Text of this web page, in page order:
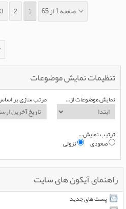
صفحه 1 از 65 1
2
3
تنظیمات نمایش موضوعات
نمایش موضوعات از... مرتب سازی بر
ترتیب نمایش...
صعودی نزولی
راهنمای آیکون های سایت
پست های جدید